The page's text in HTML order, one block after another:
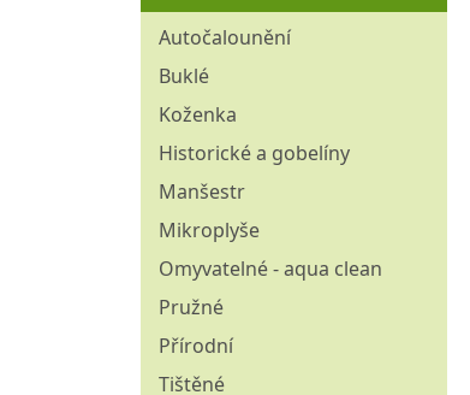
Autočalounění
Buklé
Koženka
Historické a gobelíny
Manšestr
Mikroplyše
Omyvatelné - aqua clean
Pružné
Přírodní
Tištěné